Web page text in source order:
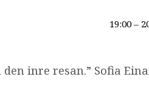
19:00 –
inre resan.” Sofia